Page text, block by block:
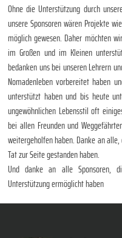
Ohne die Unterstützung durch
unsere Sponsoren wären Projekte
möglich gewesen. Daher möchten
im Großen und im Kleinen
bedanken uns bei unseren Lehrern
Nomadenleben vorbereitet haben
unterstützt haben und bis heute
ungewöhnlichen Lebensstil oft
bei allen Freunden und
weitergeholfen haben. Danke an
Tat zur Seite gestanden haben.
Und danke an alle Sponsoren,
Unterstützung ermöglicht haben